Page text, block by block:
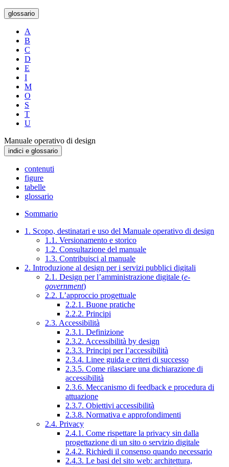
glossario
A
B
C
D
E
I
M
O
S
T
U
Manuale operativo di design
indici e glossario
contenuti
figure
tabelle
glossario
Sommario
1. Scopo, destinatari e uso del Manuale operativo di design
1.1. Versionamento e storico
1.2. Consultazione del manuale
1.3. Contribuisci al manuale
2. Introduzione al design per i servizi pubblici digitali
2.1. Design per l’amministrazione digitale (e-
government)
2.2. L’approccio progettuale
2.2.1. Buone pratiche
2.2.2. Principi
2.3. Accessibilità
2.3.1. Definizione
2.3.2. Accessibilità by design
2.3.3. Principi per l’accessibilità
2.3.4. Linee guida e criteri di successo
2.3.5. Come rilasciare una dichiarazione di
accessibilità
2.3.6. Meccanismo di feedback e procedura di
attuazione
2.3.7. Obiettivi accessibilità
2.3.8. Normativa e approfondimenti
2.4. Privacy
2.4.1. Come rispettare la privacy sin dalla
progettazione di un sito o servizio digitale
2.4.2. Richiedi il consenso quando necessario
2.4.3. Le basi del sito web: architettura,